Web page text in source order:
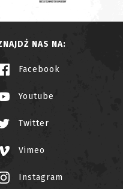
NAS NA:
Facebook
Youtube
Twitter
Vimeo
Instagram